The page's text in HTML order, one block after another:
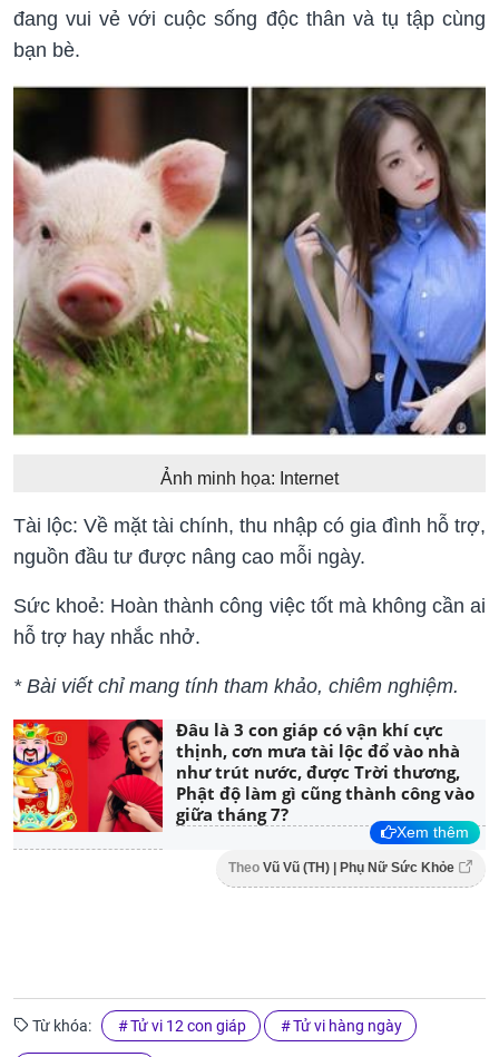
đang vui vẻ với cuộc sống độc thân và tụ tập cùng
bạn bè.
Ảnh minh họa: Internet
Tài lộc: Về mặt tài chính, thu nhập có gia đình hỗ trợ,
nguồn đầu tư được nâng cao mỗi ngày.
Sức khoẻ: Hoàn thành công việc tốt mà không cần ai
hỗ trợ hay nhắc nhở.
* Bài viết chỉ mang tính tham khảo, chiêm nghiệm.
Đâu là 3 con giáp có vận khí cực
thịnh, cơn mưa tài lộc đổ vào nhà
như trút nước, được Trời thương,
Phật độ làm gì cũng thành công vào
giữa tháng 7?
Xem thêm
Theo Vũ Vũ (TH) | Phụ Nữ Sức Khỏe
Từ khóa: Tử vi 12 con giáp Tử vi hàng ngày